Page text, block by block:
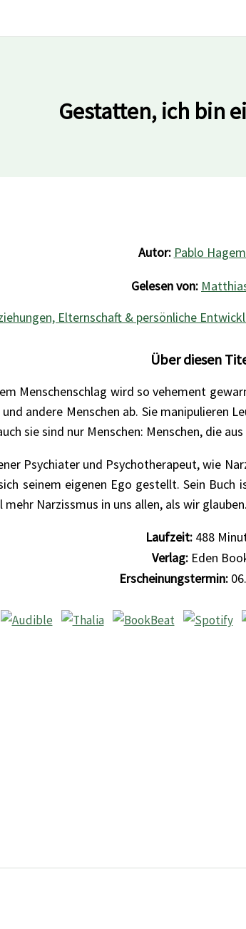
Gestatten, ich bin
Autor: Pablo
Gelesen von:
Elternschaft & persönliche
Über diesen
Menschenschlag wird so vehement
andere Menschen ab. Sie manipulieren
sie sind nur Menschen: Menschen, die
Psychiater und Psychotherapeut, wie
seinem eigenen Ego gestellt. Sein
Narzissmus in uns allen, als wir
Laufzeit: 488
Verlag:Eden
Erscheinungstermin: